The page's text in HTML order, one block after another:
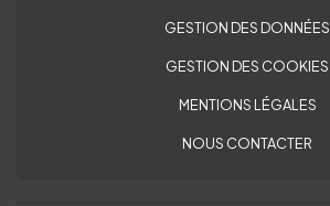
GESTION DES DONNÉES
GESTION DES COOKIES
MENTIONS LÉGALES
NOUS CONTACTER